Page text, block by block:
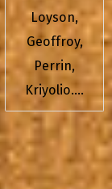
Loyson,
Geoffroy,
Perrin,
Kriyolio….